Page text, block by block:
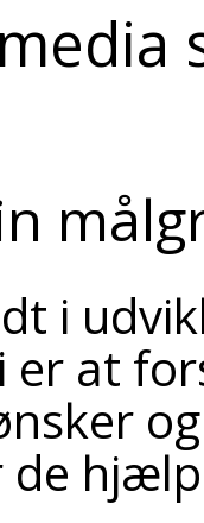
i
er at